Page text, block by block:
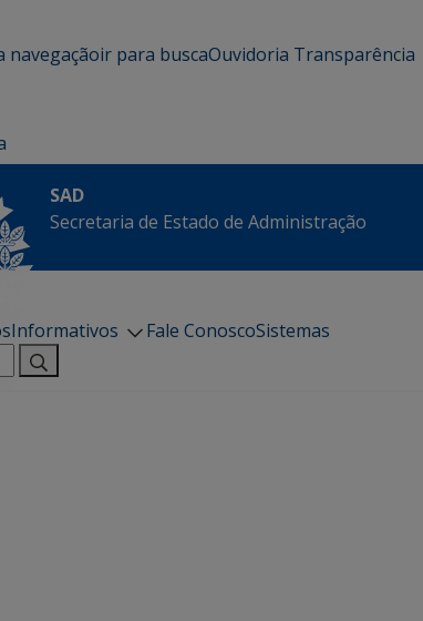
navegaçãoir para buscaOuvidoria Transparência
SAD
Secretaria de Estado de Administração
Informativos Fale ConoscoSistemas